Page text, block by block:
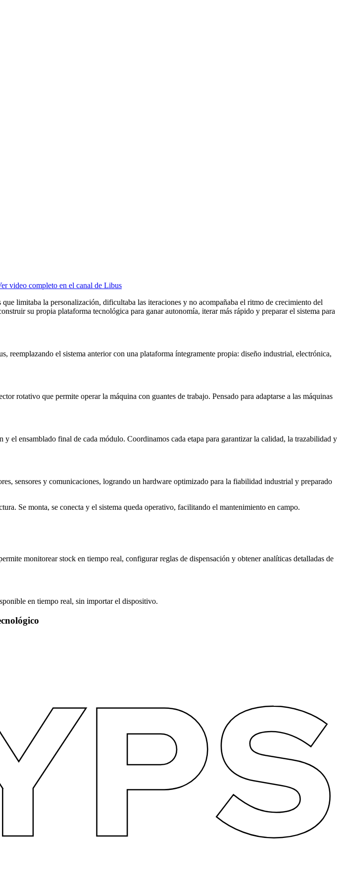
video completo en el canal de Libus
limitaba la personalización, dificultaba las iteraciones y no acompañaba el ritmo de crecimiento del
su propia plataforma tecnológica para ganar autonomía, iterar más rápido y preparar el sistema para
reemplazando el sistema anterior con una plataforma íntegramente propia: diseño industrial, electrónica,
rotativo que permite operar la máquina con guantes de trabajo. Pensado para adaptarse a las máquinas
el ensamblado final de cada módulo. Coordinamos cada etapa para garantizar la calidad, la trazabilidad y
sensores y comunicaciones, logrando un hardware optimizado para la fiabilidad industrial y preparado
Se monta, se conecta y el sistema queda operativo, facilitando el mantenimiento en campo.
monitorear stock en tiempo real, configurar reglas de dispensación y obtener analíticas detalladas de
en tiempo real, sin importar el dispositivo.